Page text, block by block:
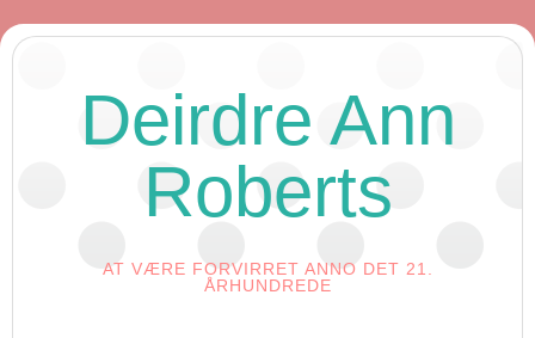
Deirdre Ann
Roberts
AT VÆRE FORVIRRET ANNO DET 21.
ÅRHUNDREDE